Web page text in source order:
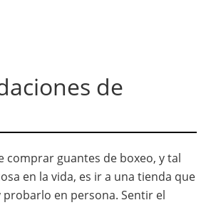
de
comprar guantes de boxeo, y tal
en la vida, es ir a una tienda que
en persona. Sentir el